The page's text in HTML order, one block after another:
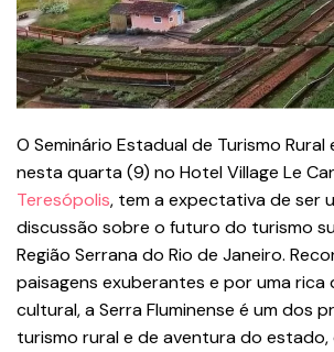
O Seminário Estadual de Turismo Rural
nesta quarta (9) no Hotel Village Le
Teresópolis, tem a expectativa de ser
discussão sobre o futuro do turismo
Região Serrana do Rio de Janeiro.
paisagens exuberantes e por uma rica
cultural, a Serra Fluminense é um dos
turismo rural e de aventura do